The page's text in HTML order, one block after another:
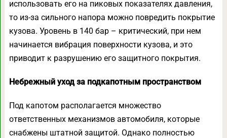
использовать его на пиковых показателях давления,
то из-за сильного напора можно повредить покрытие
кузова. Уровень в 140 бар – критический, при нем
начинается вибрация поверхности кузова, и это
приводит к разрушению его защитного покрытия.
Небрежный уход за подкапотным пространством
Под капотом располагается множество
ответственных механизмов автомобиля, которые
снабжены штатной защитой. Однако полностью